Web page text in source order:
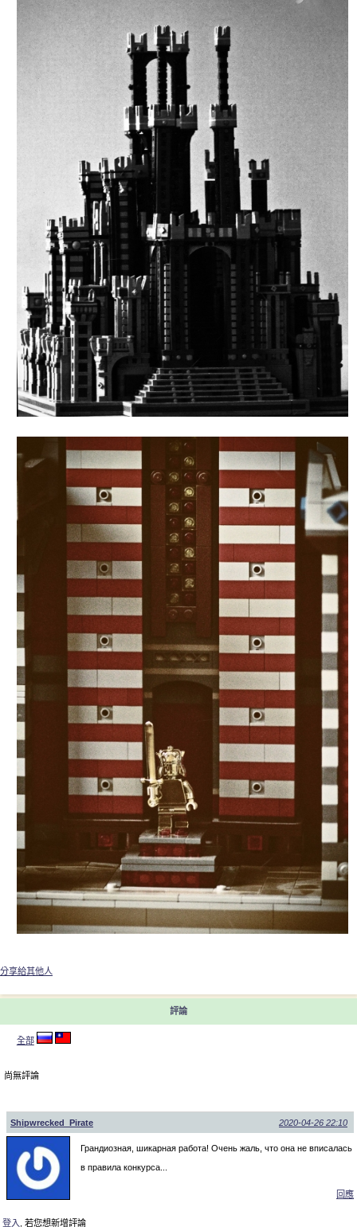
分享給其他人
評論
全部
尚無評論
Shipwrecked_Pirate 2020-04-26 22:10
Грандиозная, шикарная работа! Очень жаль, что она не вписалась
в правила конкурса...
回應
登入 , 若您想新增評論